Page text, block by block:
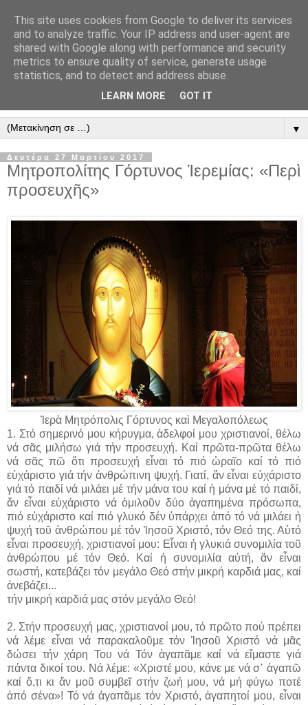
" Εξομολογεῖσθε τῶ Κυρίῳ
"
ὃτι ἀγαθός, ὃτι εἰς τόν αἰῶνα τό ἔλεος αὐτοῦ. Αλληλούϊα.
▼
Δευτέρα 27 Μαρτίου 2017
Μητροπολίτης Γόρτυνος Ἱερεμίας: «Περὶ
προσευχῆς»
Ἱερὰ Μητρόπολις Γόρτυνος καὶ Μεγαλοπόλεως
1. Στό σημερινό μου κήρυγμα, ἀδελφοί μου χριστιανοί, θέλω
νά σᾶς μιλήσω γιά τήν προσ­ευχή. Καί πρῶτα-πρῶτα θέλω
νά σᾶς πῶ ὅτι προσευχή εἶναι τό πιό ὡραῖο καί τό πιό
εὐχάριστο γιά τήν ἀνθρώπινη ψυχή. Γιατί, ἄν εἶναι εὐχάριστο
γιά τό παιδί νά μιλάει μέ τήν μάνα του καί ἡ μάνα μέ τό παιδί,
ἄν εἶναι εὐχάριστο νά ὁμιλοῦν δύο ἀγαπημένα πρόσωπα,
πιό εὐχάριστο καί πιό γλυκό δέν ὑπάρχει ἀπό τό νά μιλάει ἡ
ψυχή τοῦ ἀνθρώπου μέ τόν Ἰησοῦ Χριστό, τόν Θεό της. Αὐτό
εἶναι προσευχή, χριστιανοί μου: Εἶναι ἡ γλυκιά συνομιλία τοῦ
ἀνθρώπου μέ τόν Θεό. Καί ἡ συνομιλία αὐτή, ἄν εἶναι
σωστή, κατεβάζει τόν μεγάλο Θεό στήν μικρή καρδιά μας, καί
ἀνεβάζει...
τήν μικρή καρδιά μας στόν μεγάλο Θεό!
2. Στήν προσευχή μας, χριστιανοί μου, τό πρῶτο πού πρέπει
νά λέμε εἶναι νά παρακαλοῦμε τόν Ἰησοῦ Χριστό νά μᾶς
δώσει τήν χάρη Του νά Τόν ἀγαπᾶμε καί νά εἴμαστε γιά
πάντα δικοί του. Νά λέμε: «Χριστέ μου, κάνε με νά σ᾽ ἀγαπῶ
καί ὅ,τι κι ἄν μοῦ συμβεῖ στήν ζωή μου, νά μή φύγω ποτέ
ἀπό σένα»! Τό νά ἀγαπᾶμε τόν Χριστό, ἀγαπητοί μου, εἶναι
This site uses cookies from Google to deliver its services
and to analyze traffic. Your IP address and user-agent are
shared with Google along with performance and security
metrics to ensure quality of service, generate usage
statistics, and to detect and address abuse.
LEARN MORE GOT IT